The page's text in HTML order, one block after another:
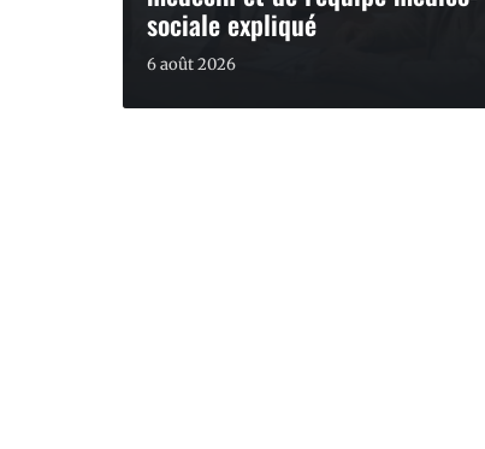
sociale expliqué
6 août 2026